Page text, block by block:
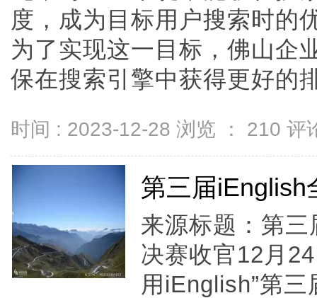
度，成为目标用户搜索时的
为了实现这一目标，佛山企
保在搜索引擎中获得更好的
时间 : 2023-12-28 浏览 ： 210 评
第三届iEnglish
来源标题：第
决赛收官12月
用iEnglish”第